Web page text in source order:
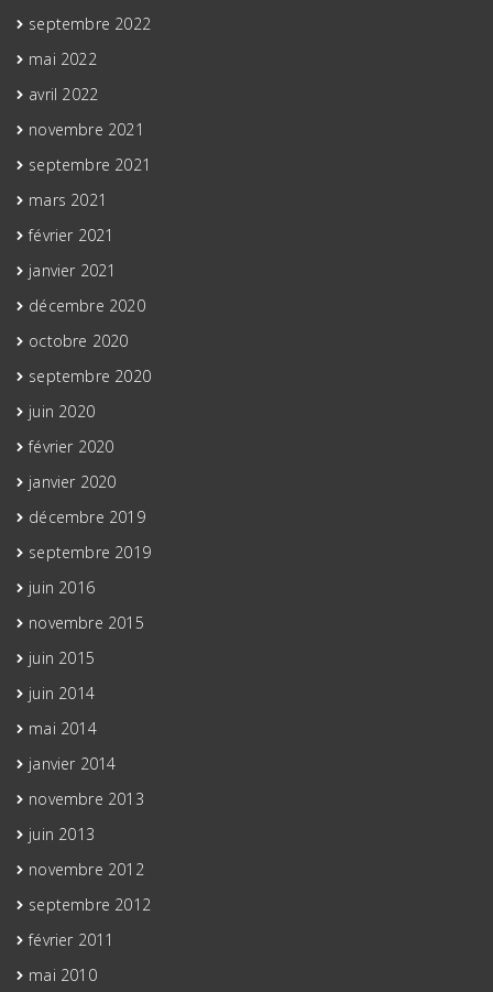
septembre 2022
mai 2022
avril 2022
novembre 2021
septembre 2021
mars 2021
février 2021
janvier 2021
décembre 2020
octobre 2020
septembre 2020
juin 2020
février 2020
janvier 2020
décembre 2019
septembre 2019
juin 2016
novembre 2015
juin 2015
juin 2014
mai 2014
janvier 2014
novembre 2013
juin 2013
novembre 2012
septembre 2012
février 2011
mai 2010